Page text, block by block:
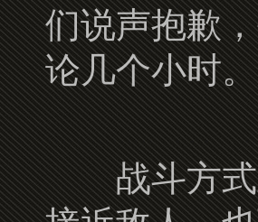
们说声抱歉
论几个小时。
战斗方式上